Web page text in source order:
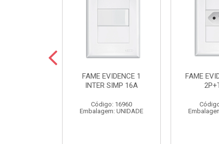
FAME EVIDENCE 1
INTER SIMP 16A
Código: 16960
Embalagem: UNIDADE
FAME